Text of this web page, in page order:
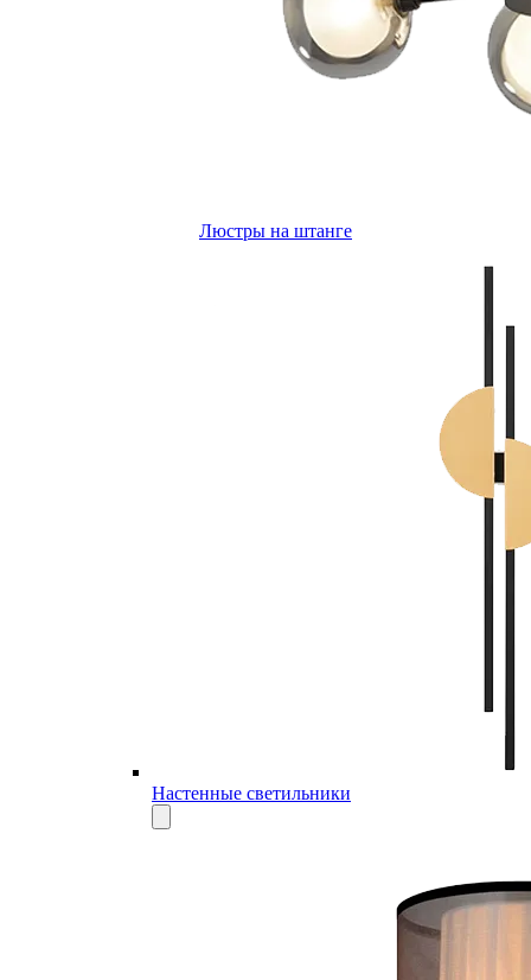
Люстры на штанге
Настенные светильники